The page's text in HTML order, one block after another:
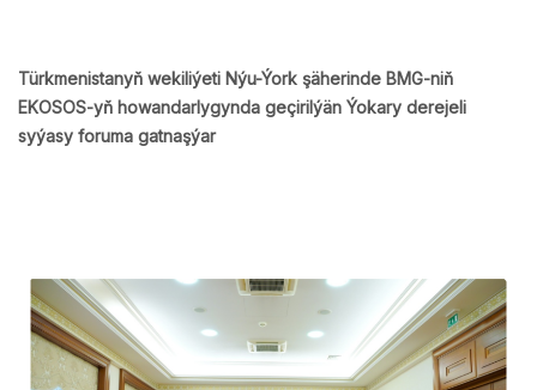
Türkmenistanyň wekiliýeti Nýu-Ýork şäherinde BMG-niň
EKOSOS-yň howandarlygynda geçirilýän Ýokary derejeli
syýasy foruma gatnaşýar